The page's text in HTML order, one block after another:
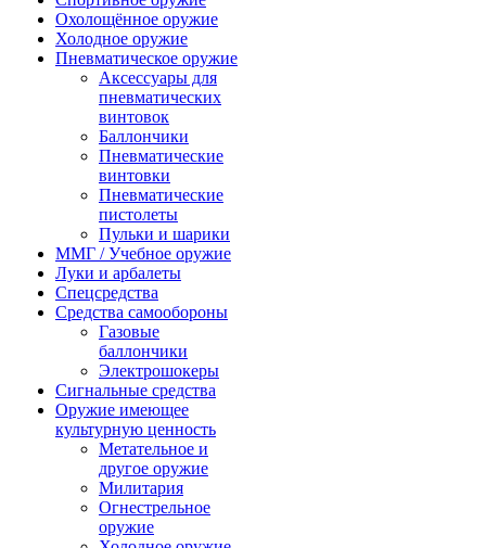
Охолощённое оружие
Холодное оружие
Пневматическое оружие
Аксессуары для
пневматических
винтовок
Баллончики
Пневматические
винтовки
Пневматические
пистолеты
Пульки и шарики
ММГ / Учебное оружие
Луки и арбалеты
Спецсредства
Средства самообороны
Газовые
баллончики
Электрошокеры
Сигнальные средства
Оружие имеющее
культурную ценность
Метательное и
другое оружие
Милитария
Огнестрельное
оружие